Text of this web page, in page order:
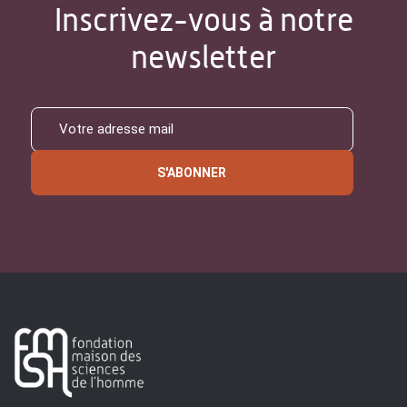
Inscrivez-vous à notre
newsletter
S'ABONNER